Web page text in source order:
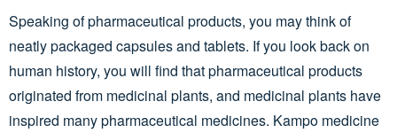
Speaking of pharmaceutical products, you may think of
neatly packaged capsules and tablets. If you look back on
human history, you will find that pharmaceutical products
originated from medicinal plants, and medicinal plants have
inspired many pharmaceutical medicines. Kampo medicine